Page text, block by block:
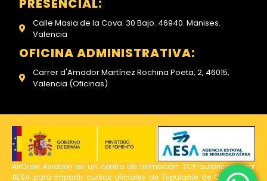
Calle Masia de la Cova. 30 Bajo. 46940. Manises.
Valencia
OFICINA ADMINISTRATIVA:
Carrer d'Amador Martínez Rochina Poeta, 2, 46015,
Valencia (Oficinas)
AirCrew Aviation es un centro de formación TCP autorizado por
AESA para impartir cursos oficiales de Tripulante de Cabina de